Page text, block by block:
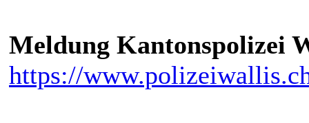
Meldung Kantonspolizei
https://